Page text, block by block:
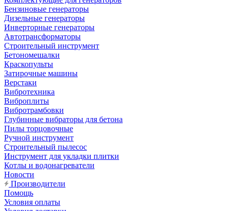
Бензиновые генераторы
Дизельные генераторы
Инверторные генераторы
Автотрансформаторы
Строительный инструмент
Бетономешалки
Краскопульты
Затирочные машины
Верстаки
Вибротехника
Виброплиты
Вибротрамбовки
Глубинные вибраторы для бетона
Пилы торцовочные
Ручной инструмент
Строительный пылесос
Инструмент для укладки плитки
Котлы и водонагреватели
Новости
Производители
Помощь
Условия оплаты